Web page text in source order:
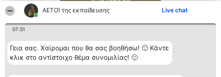
ΑΕΤΟΊ της εκπαίδευσης Live chat
07:31
Γεια σας. Χαίρομαι που θα σας βοηθήσω! 🙂 Κάντε
κλικ στο αντίστοιχο θέμα συνομιλίας! 🙂
Διοργανωτής της Κατάταξη Επικοινωνία